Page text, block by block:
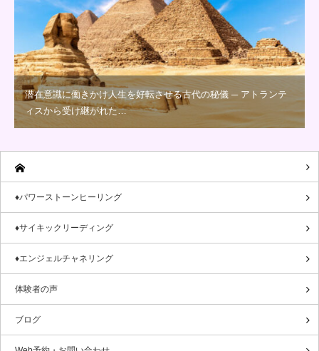
潜在意識に働きかけ人生を好転させる古代の秘儀 ─ アトランテ
ィスから受け継がれた…
♦パワーストーンヒーリング
♦サイキックリーディング
♦エンジェルチャネリング
体験者の声
ブログ